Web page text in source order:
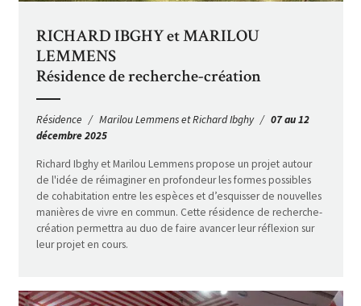
RICHARD IBGHY et MARILOU
LEMMENS
Résidence de recherche-création
Résidence Marilou Lemmens et Richard Ibghy
07 au 12
décembre 2025
Richard Ibghy et Marilou Lemmens propose un projet autour
de l'idée de réimaginer en profondeur les formes possibles
de cohabitation entre les espèces et d’esquisser de nouvelles
manières de vivre en commun. Cette résidence de recherche-
création permettra au duo de faire avancer leur réflexion sur
leur projet en cours.